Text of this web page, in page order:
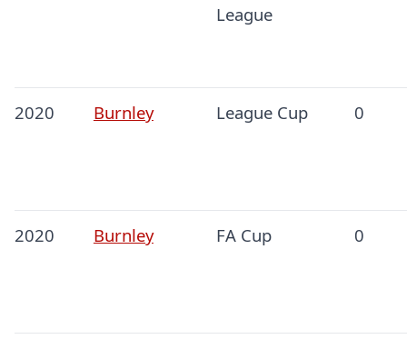
League
2020 Burnley League Cup 0
2020 Burnley FA Cup 0